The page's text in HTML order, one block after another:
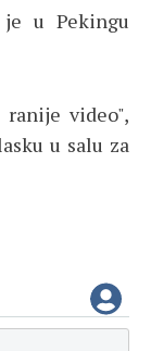
u Pekingu
video",
u salu za